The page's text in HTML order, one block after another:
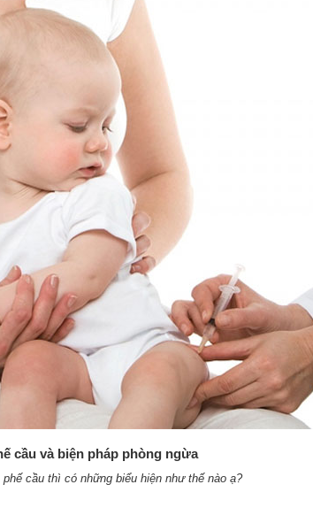
cầu và biện pháp phòng ngừa
cầu thì có những biểu hiện như thế nào ạ?